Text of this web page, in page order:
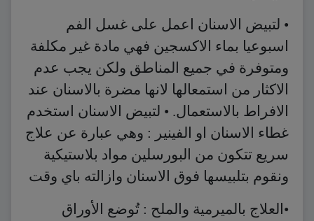
• لتبيض الاسنان اعمل على غسل الفم
اسبوعيا بماء الاكسجين فهي مادة غير مكلفة
ومتوفرة في جميع المناطق ولكن يجب عدم
الاكثار من استمعالها لانها مضرة بالاسنان عند
الافراط بالاستعمال. • لتبيض الاسنان استخدم
غطاء الاسنان او الفينير : وهي عبارة عن علاج
سريع تتكون من البورسلين مواد بلاستيكية
ونقوم بتلبيسها فوق الاسنان وازالته باي وقت
•العلاج بالميرمية والملح : تُوضع الأوراق